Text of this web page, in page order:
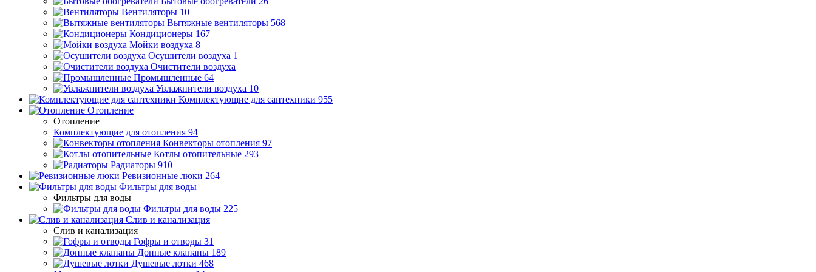
Вентиляторы 10
Вытяжные вентиляторы 568
Кондиционеры 167
Мойки воздуха 8
Осушители воздуха 1
Очистители воздуха
Промышленные 64
Увлажнители воздуха 10
Комплектующие для сантехники 955
Отопление
Отопление
Комплектующие для отопления 94
Конвекторы отопления 97
Котлы отопительные 293
Радиаторы 910
Ревизионные люки 264
Фильтры для воды
Фильтры для воды
Фильтры для воды 225
Слив и канализация
Слив и канализация
Гофры и отводы 31
Донные клапаны 189
Душевые лотки 468